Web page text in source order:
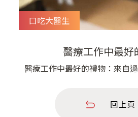
口吃大醫生
醫療工作中最好
醫療工作中最好的禮物：來自
整天馬拉松門診的尾聲，在正
回上頁